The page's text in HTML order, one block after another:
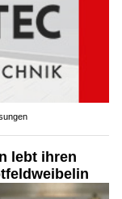
lebt ihren